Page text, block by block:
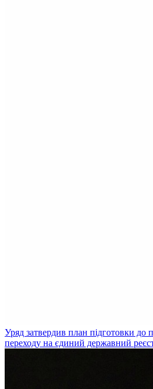
Уряд затвердив план підготовки
переходу на єдиний державний